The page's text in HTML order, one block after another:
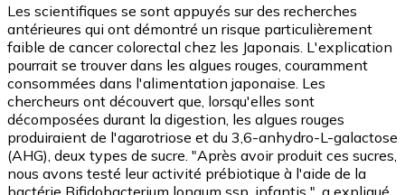
Les scientifiques se sont appuyés sur des recherches
antérieures qui ont démontré un risque particulièrement
faible de cancer colorectal chez les Japonais. L'explication
pourrait se trouver dans les algues rouges, couramment
consommées dans l'alimentation japonaise. Les
chercheurs ont découvert que, lorsqu'elles sont
décomposées durant la digestion, les algues rouges
produiraient de l'agarotriose et du 3,6-anhydro-L-galactose
(AHG), deux types de sucre. "Après avoir produit ces sucres,
nous avons testé leur activité prébiotique à l'aide de la
bactérie Bifidobacterium longum ssp. infantis ", a expliqué